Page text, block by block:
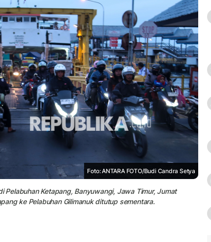
Foto: ANTARA FOTO/Budi Candra Setya
Pelabuhan Ketapang, Banyuwangi, Jawa Timur, Jumat
ke Pelabuhan Gilimanuk ditutup sementara.